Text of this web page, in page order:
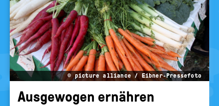
© picture alliance / Eibner-Pressefoto
Aus­ge­wo­gen er­näh­ren